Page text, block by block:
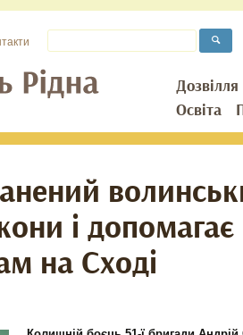
Дозвілля
Освіта
і допомагає
на Сході